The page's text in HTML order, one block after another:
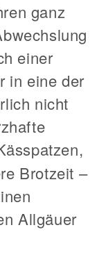
ganz
einer
in eine der
nicht
Brotzeit –
Allgäuer